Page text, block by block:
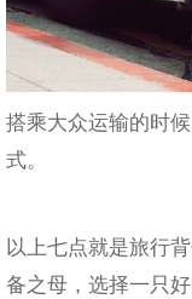
搭乘大众运输的时
式。
以上七点就是旅行
备之母，选择一只